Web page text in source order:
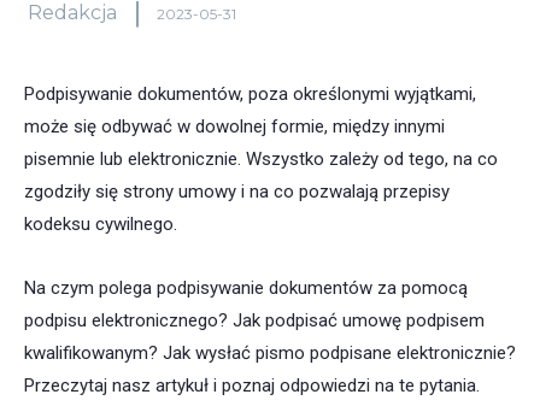
Redakcja 2023-05-31
Podpisywanie dokumentów, poza określonymi wyjątkami,
może się odbywać w dowolnej formie, między innymi
pisemnie lub elektronicznie. Wszystko zależy od tego, na co
zgodziły się strony umowy i na co pozwalają przepisy
kodeksu cywilnego.
Na czym polega podpisywanie dokumentów za pomocą
podpisu elektronicznego? Jak podpisać umowę podpisem
kwalifikowanym? Jak wysłać pismo podpisane elektronicznie?
Przeczytaj nasz artykuł i poznaj odpowiedzi na te pytania.